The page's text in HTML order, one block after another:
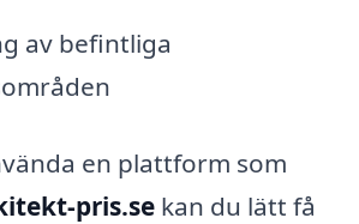
av befintliga
en plattform som
pris.se kan du lätt få